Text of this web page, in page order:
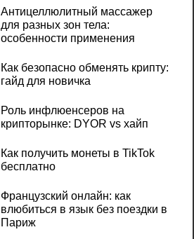
Антицеллюлитный массажер
для разных зон тела:
особенности применения
Как безопасно обменять крипту:
гайд для новичка
Роль инфлюенсеров на
крипторынке: DYOR vs хайп
Как получить монеты в TikTok
бесплатно
Французский онлайн: как
влюбиться в язык без поездки в
Париж